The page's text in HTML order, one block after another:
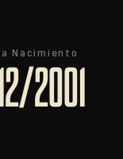
Nacimiento
2001